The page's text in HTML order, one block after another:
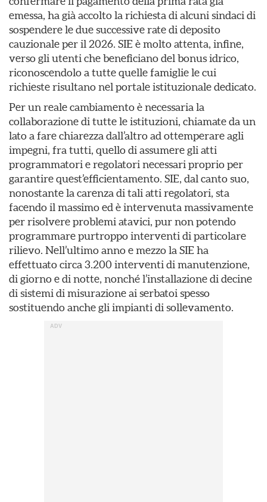
emessa, ha già accolto la richiesta di alcuni sindaci di
sospendere le due successive rate di deposito
cauzionale per il 2026. SIE è molto attenta, infine,
verso gli utenti che beneficiano del bonus idrico,
riconoscendolo a tutte quelle famiglie le cui
richieste risultano nel portale istituzionale dedicato.
Per un reale cambiamento è necessaria la
collaborazione di tutte le istituzioni, chiamate da un
lato a fare chiarezza dall’altro ad ottemperare agli
impegni, fra tutti, quello di assumere gli atti
programmatori e regolatori necessari proprio per
garantire quest’efficientamento. SIE, dal canto suo,
nonostante la carenza di tali atti regolatori, sta
facendo il massimo ed è intervenuta massivamente
per risolvere problemi atavici, pur non potendo
programmare purtroppo interventi di particolare
rilievo. Nell’ultimo anno e mezzo la SIE ha
effettuato circa 3.200 interventi di manutenzione,
di giorno e di notte, nonché l’installazione di decine
di sistemi di misurazione ai serbatoi spesso
sostituendo anche gli impianti di sollevamento.